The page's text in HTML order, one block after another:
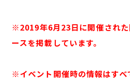
※2019年6月23日に開催された
ースを掲載しています。
※イベント開催時の情報はすべ
阪急阪神ホール
ヘルスケアの